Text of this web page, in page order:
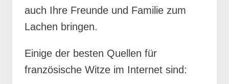
auch Ihre Freunde und Familie zum
Lachen bringen.
Einige der besten Quellen für
französische Witze im Internet sind: